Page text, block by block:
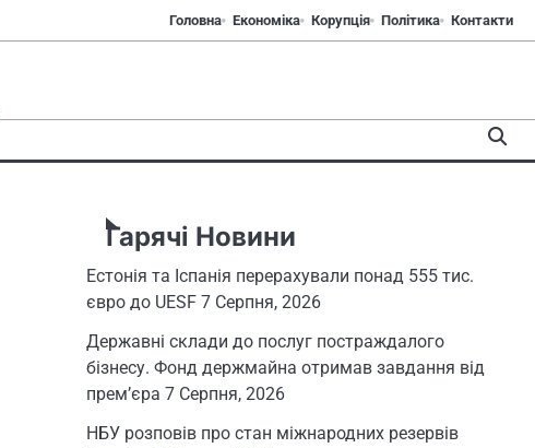
Головна Економіка Корупція Політика Контакти
Гарячі Новини
Естонія та Іспанія перерахували понад 555 тис.
євро до UESF 7 Серпня, 2026
Державні склади до послуг постраждалого
бізнесу. Фонд держмайна отримав завдання від
прем’єра 7 Серпня, 2026
НБУ розповів про стан міжнародних резервів